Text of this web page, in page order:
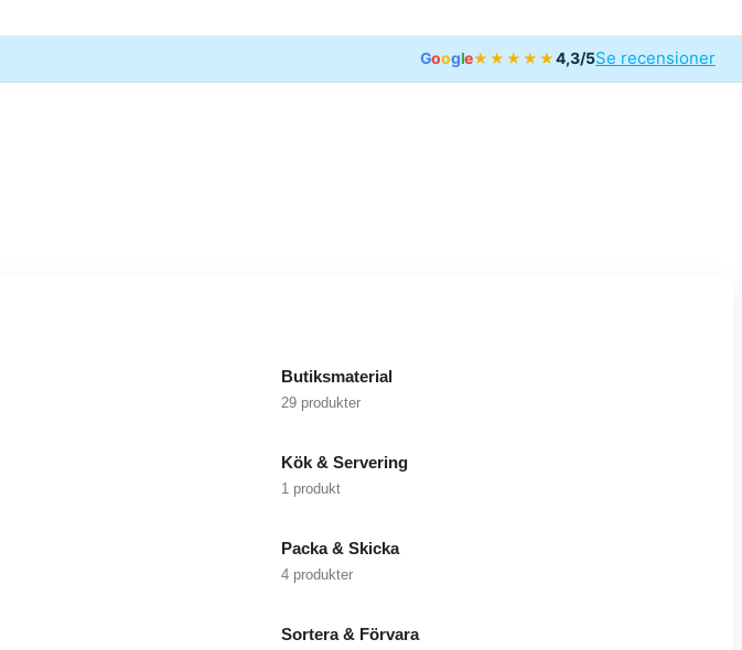
Google★★★★★4,3/5Se recensioner
Butiksmaterial
29 produkter
Kök & Servering
1 produkt
Packa & Skicka
4 produkter
Sortera & Förvara